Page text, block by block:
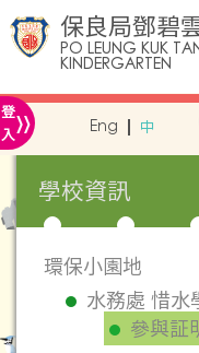
保良局鄧碧
PO LEUNG KUK
KINDERGARTEN
登
入» Eng 中
學校資訊
環保小園地
水務處 惜水
參與証